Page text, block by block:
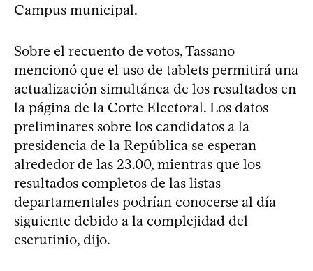
Campus municipal.
Sobre el recuento de votos, Tassano
mencionó que el uso de tablets permitirá una
actualización simultánea de los resultados en
la página de la Corte Electoral. Los datos
preliminares sobre los candidatos a la
presidencia de la República se esperan
alrededor de las 23.00, mientras que los
resultados completos de las listas
departamentales podrían conocerse al día
siguiente debido a la complejidad del
escrutinio, dijo.